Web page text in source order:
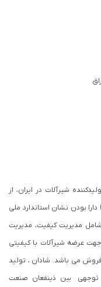
شیرآلات در ایران، از
بودن نشان استاندارد ملی
ایران و گواهینامه های استاندارد بین المللی ISO شامل مدیریت کیفیت، مدیریت
عرضه شیرآلات با کیفیتی
می باشد. شادان ، تولید
توجهی بین ذینفعان صنعت